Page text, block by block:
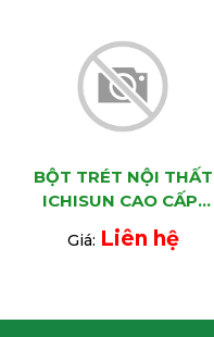
BỘT TRÉT NỘI THẤT
ICHISUN CAO CẤP-
CHỐNG THẤM - ISB5
Giá: Liên hệ